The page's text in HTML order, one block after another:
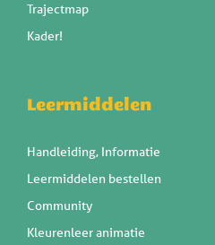
Trajectmap
Kader!
Leermiddelen
Handleiding, Informatie
Leermiddelen bestellen
Community
Kleurenleer animatie